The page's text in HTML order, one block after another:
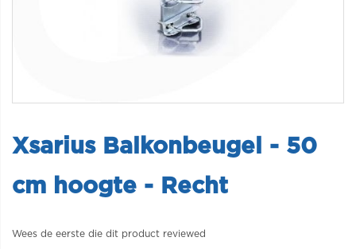
Xsarius Balkonbeugel - 50
cm hoogte - Recht
Wees de eerste die dit product reviewed